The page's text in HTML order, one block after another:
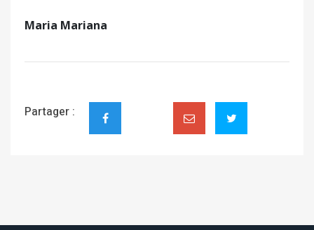
Maria Mariana
Partager :